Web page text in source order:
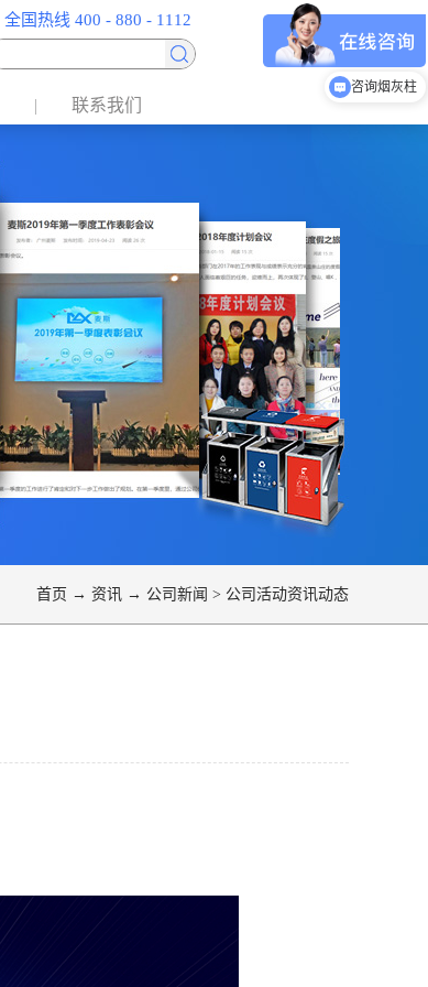
全国热线 400 - 880 - 1112
联系我们
首页 → 资讯 → 公司新闻 > 公司活动资讯动态
咨询垃圾分类房